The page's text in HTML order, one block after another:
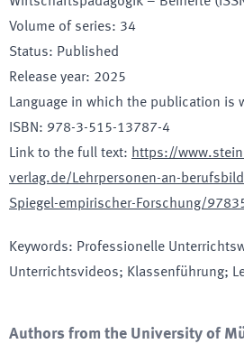
Volume of series: 34
Status: Published
Release year: 2025
Language in which the publication is
ISBN: 978-3-515-13787-4
Link to the full text: https://
verlag.de/Lehrpersonen-an-
Spiegel-empirischer-Forschung/
Keywords: Professionelle
Unterrichtsvideos; Klassenführung;
Authors from the University of